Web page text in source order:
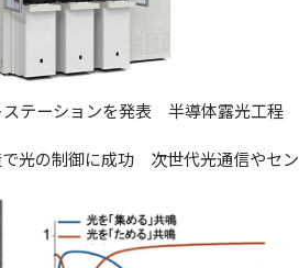
ステーションを発表 半導体露光工程
光の制御に成功 次世代光通信やセン